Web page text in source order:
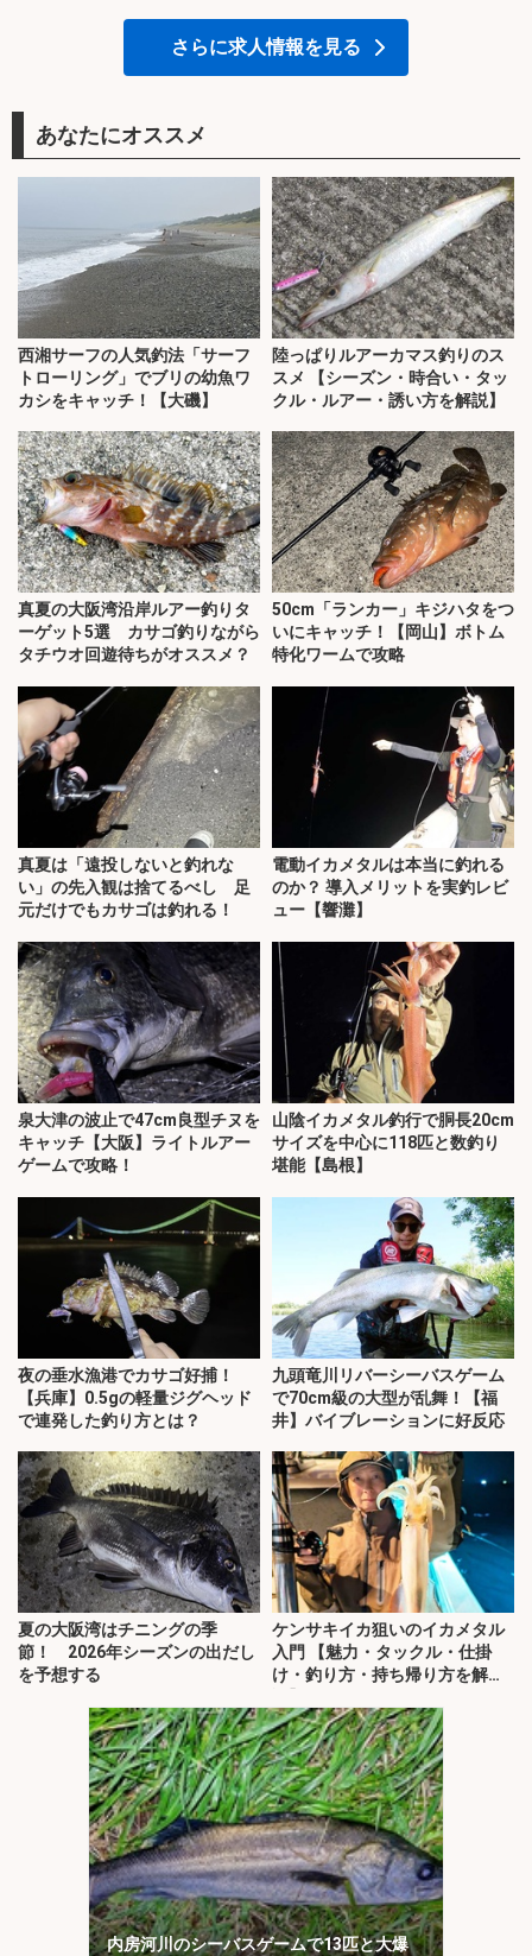
さらに求人情報を見る
あなたにオススメ
西湘サーフの人気釣法「サーフ
トローリング」でブリの幼魚ワ
カシをキャッチ！【大磯】
陸っぱりルアーカマス釣りのス
スメ 【シーズン・時合い・タッ
クル・ルアー・誘い方を解説】
真夏の大阪湾沿岸ルアー釣りタ
ーゲット5選 カサゴ釣りながら
タチウオ回遊待ちがオススメ？
50cm「ランカー」キジハタをつ
いにキャッチ！【岡山】ボトム
特化ワームで攻略
真夏は「遠投しないと釣れな
い」の先入観は捨てるべし 足
元だけでもカサゴは釣れる！
電動イカメタルは本当に釣れる
のか？ 導入メリットを実釣レビ
ュー【響灘】
泉大津の波止で47cm良型チヌを
キャッチ【大阪】ライトルアー
ゲームで攻略！
山陰イカメタル釣行で胴長20cm
サイズを中心に118匹と数釣り
堪能【島根】
夜の垂水漁港でカサゴ好捕！
【兵庫】0.5gの軽量ジグヘッド
で連発した釣り方とは？
九頭竜川リバーシーバスゲーム
で70cm級の大型が乱舞！【福
井】バイブレーションに好反応
夏の大阪湾はチニングの季
節！ 2026年シーズンの出だし
を予想する
ケンサキイカ狙いのイカメタル
入門 【魅力・タックル・仕掛
け・釣り方・持ち帰り方を解
内房河川のシーバスゲームで13匹と大爆